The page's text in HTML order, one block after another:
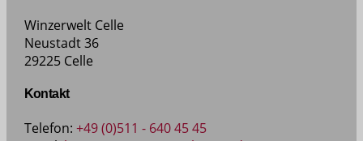
Winzerwelt Celle
Neustadt 36
29225 Celle
Kontakt
Telefon: +49 (0)511 - 640 45 45